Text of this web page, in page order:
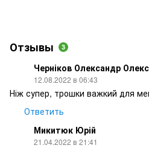
Отзывы 3
Черніков Олександр
12.08.2022 в 06:43
Ніж супер, трошки важкий для
Ответить
Микитюк Юрій
21.04.2022 в 21:41